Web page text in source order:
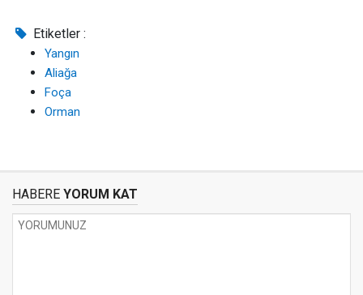
Etiketler :
Yangın
Aliağa
Foça
Orman
HABERE YORUM KAT